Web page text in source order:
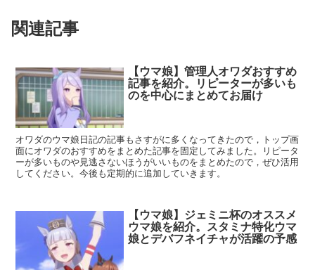
関連記事
【ウマ娘】管理人オワダおすすめ
記事を紹介。リピーターが多いも
のを中心にまとめてお届け
オワダのウマ娘日記の記事もさすがに多くなってきたので，トップ画
面にオワダのおすすめをまとめた記事を固定してみました。リピータ
ーが多いものや見逃さないほうがいいものをまとめたので，ぜひ活用
してください。今後も定期的に追加していきます。
【ウマ娘】ジェミニ杯のオススメ
ウマ娘を紹介。スタミナ特化ウマ
娘とデバフネイチャが活躍の予感